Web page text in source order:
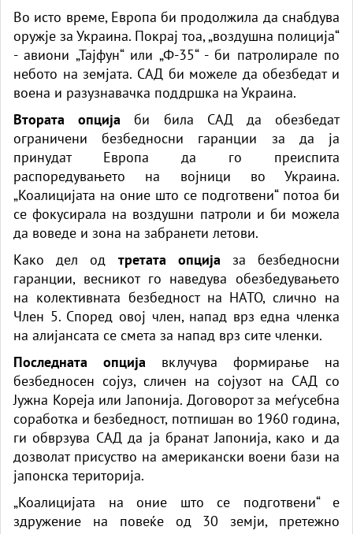
Во исто време, Европа би продолжила да снабдува
оружје за Украина. Покрај тоа, „воздушна полиција“
- авиони „Тајфун“ или „Ф-35“ - би патролирале по
небото на земјата. САД би можеле да обезбедат и
воена и разузнавачка поддршка на Украина.
Втората опција би била САД да обезбедат
ограничени безбедносни гаранции за да ја
принудат Европа да го преиспита
распоредувањето на војници во Украина.
„Коалицијата на оние што се подготвени“ потоа би
се фокусирала на воздушни патроли и би можела
да воведе и зона на забранети летови.
Како дел од третата опција за безбедносни
гаранции, весникот го наведува обезбедувањето
на колективната безбедност на НАТО, слично на
Член 5. Според овој член, напад врз една членка
на алијансата се смета за напад врз сите членки.
Последната опција вклучува формирање на
безбедносен сојуз, сличен на сојузот на САД со
Јужна Кореја или Јапонија. Договорот за меѓусебна
соработка и безбедност, потпишан во 1960 година,
ги обврзува САД да ја бранат Јапонија, како и да
дозволат присуство на американски воени бази на
јапонска територија.
„Коалицијата на оние што се подготвени“ е
здружение на повеќе од 30 земји, претежно